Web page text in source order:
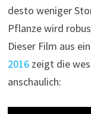
desto weniger
Pflanze wird
Dieser Film aus
2016zeigt die
anschaulich: